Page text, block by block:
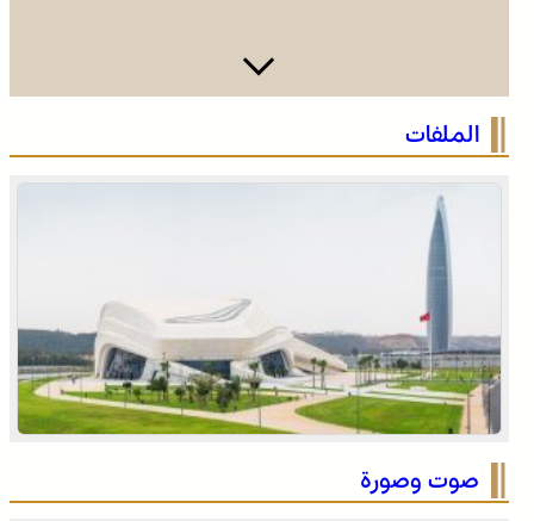
الرباط في صيف سياحي استثنائي .. ارتفاع الإقبال ينعش القطاع
الفندقي
التفاصيل الكاملة لاقتحام ولي العهد مياه سبتة المحتلة على
الملفات
صوت وصورة